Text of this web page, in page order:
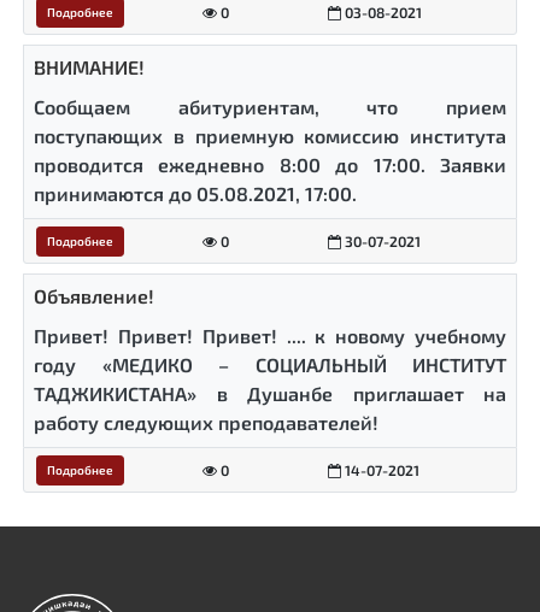
Подробнее 0 03-08-2021
ВНИМАНИЕ!
Сообщаем абитуриентам, что прием
поступающих в приемную комиссию института
проводится ежедневно 8:00 до 17:00. Заявки
принимаются до 05.08.2021, 17:00.
Подробнее 0 30-07-2021
Объявление!
Привет! Привет! Привет! .... к новому учебному
году «МЕДИКО – СОЦИАЛЬНЫЙ ИНСТИТУТ
ТАДЖИКИСТАНА» в Душанбе приглашает на
работу следующих преподавателей!
Подробнее 0 14-07-2021